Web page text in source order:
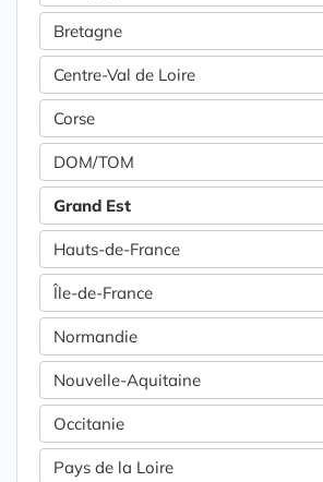
Bretagne
Centre-Val de Loire
Corse
DOM/TOM
Grand Est
Hauts-de-France
Île-de-France
Normandie
Nouvelle-Aquitaine
Occitanie
Pays de la Loire